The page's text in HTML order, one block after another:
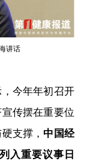
讲话
今年年初召开
传摆在重要位
支撑， 中国经
入重要议事日